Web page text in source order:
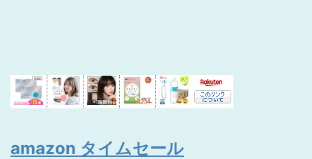
amazon タイムセール